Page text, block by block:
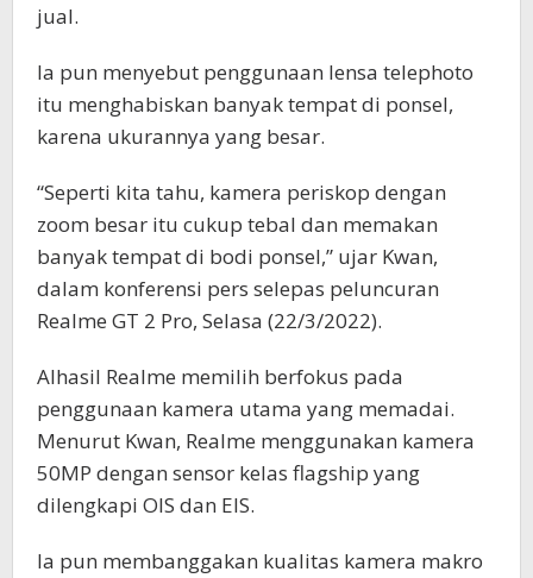
jual.
Ia pun menyebut penggunaan lensa telephoto
itu menghabiskan banyak tempat di ponsel,
karena ukurannya yang besar.
“Seperti kita tahu, kamera periskop dengan
zoom besar itu cukup tebal dan memakan
banyak tempat di bodi ponsel,” ujar Kwan,
dalam konferensi pers selepas peluncuran
Realme GT 2 Pro, Selasa (22/3/2022).
Alhasil Realme memilih berfokus pada
penggunaan kamera utama yang memadai.
Menurut Kwan, Realme menggunakan kamera
50MP dengan sensor kelas flagship yang
dilengkapi OIS dan EIS.
Ia pun membanggakan kualitas kamera makro